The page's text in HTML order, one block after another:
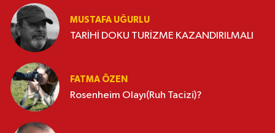
MUSTAFA UĞURLU
TARİHİ DOKU TURİZME KAZANDIRILMALI
FATMA ÖZEN
Rosenheim Olayı(Ruh Tacizi)?